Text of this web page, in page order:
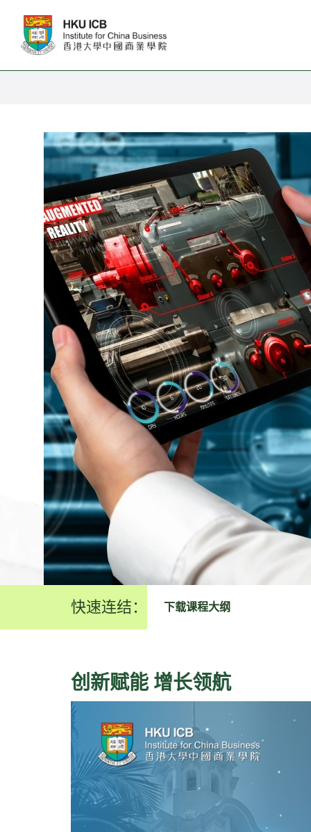
快速连结： 下载课程大纲
创新赋能 增长领航